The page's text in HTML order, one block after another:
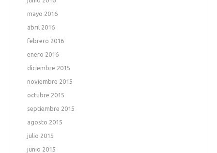
mayo 2016
abril 2016
febrero 2016
enero 2016
diciembre 2015
noviembre 2015
octubre 2015
septiembre 2015
agosto 2015
julio 2015
junio 2015